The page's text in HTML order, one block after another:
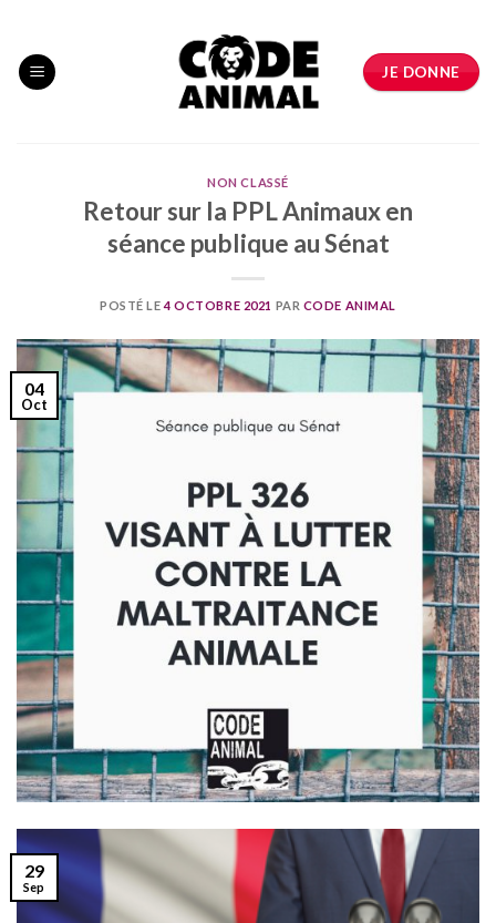
content
JE DONNE
NON CLASSÉ
Retour sur la PPL Animaux en
séance publique au Sénat
POSTÉ LE4 OCTOBRE 2021 PAR CODE ANIMAL
04
Oct
29
Sep